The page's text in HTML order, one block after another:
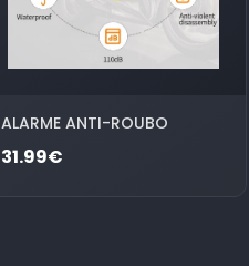
ALARME ANTI-ROUBO
31.99€